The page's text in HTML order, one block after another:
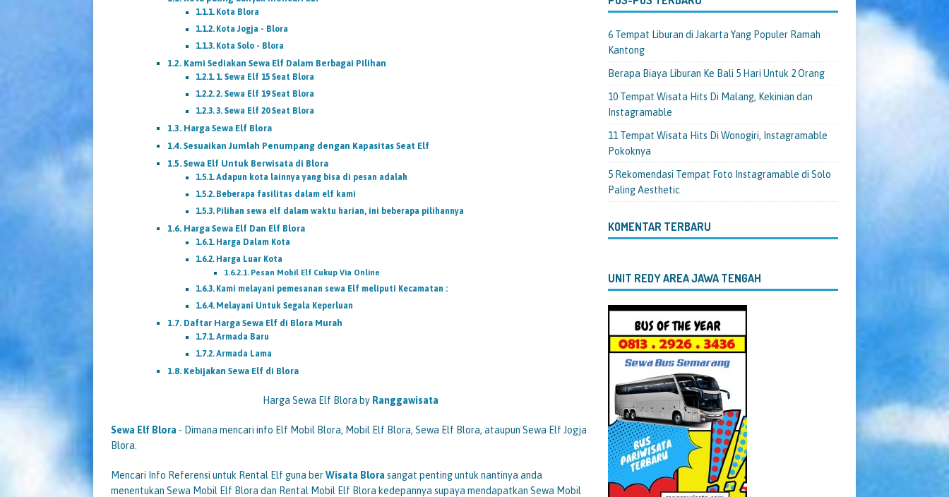
Kota Blora
Kota Jogja - Blora
Kota Solo - Blora
Kami Sediakan Sewa Elf Dalam Berbagai Pilihan
1. Sewa Elf 15 Seat Blora
2. Sewa Elf 19 Seat Blora
3. Sewa Elf 20 Seat Blora
Harga Sewa Elf Blora
Sesuaikan Jumlah Penumpang dengan Kapasitas Seat Elf
Sewa Elf Untuk Berwisata di Blora
Adapun kota lainnya yang bisa di pesan adalah
Beberapa fasilitas dalam elf kami
Pilihan sewa elf dalam waktu harian, ini beberapa pilihannya
Harga Sewa Elf Dan Elf Blora
Harga Dalam Kota
Harga Luar Kota
Pesan Mobil Elf Cukup Via Online
Kami melayani pemesanan sewa Elf meliputi Kecamatan :
Melayani Untuk Segala Keperluan
Daftar Harga Sewa Elf di Blora Murah
Armada Baru
Armada Lama
Kebijakan Sewa Elf di Blora
Harga Sewa Elf Blora by Ranggawisata
Sewa Elf Blora - Dimana mencari info Elf Mobil Blora, Mobil Elf Blora, Sewa Elf Blora, ataupun Sewa Elf Jogja
Blora.
Mencari Info Referensi untuk Rental Elf guna berWisata Blora sangat penting untuk nantinya anda
menentukan Sewa Mobil Elf Blora dan Rental Mobil Elf Blora kedepannya supaya mendapatkan Sewa Mobil
6 Tempat Liburan di Jakarta Yang Populer Ramah
Kantong
Berapa Biaya Liburan Ke Bali 5 Hari Untuk 2 Orang
10 Tempat Wisata Hits Di Malang, Kekinian dan
Instagramable
11 Tempat Wisata Hits Di Wonogiri, Instagramable
Pokoknya
5 Rekomendasi Tempat Foto Instagramable di Solo
Paling Aesthetic
KOMENTAR TERBARU
UNIT REDY AREA JAWA TENGAH